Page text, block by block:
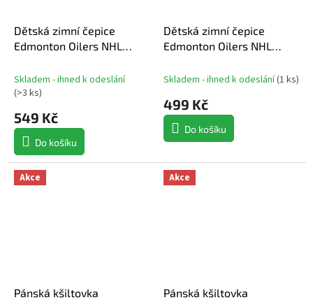
Dětská zimní čepice
Edmonton Oilers NHL
Skladem - ihned k odeslání
(>3 ks)
549 Kč
Do košíku
Dětská zimní čepice
Edmonton Oilers NHL
Skladem - ihned k odeslání(1 ks)
499 Kč
Do košíku
Akce
Pánská kšiltovka
Akce
Pánská kšiltovka